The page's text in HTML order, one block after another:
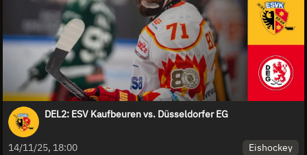
DEL2: ESV Kaufbeuren vs. Düsseldorfer EG
14/11/25, 18:00 Eishockey